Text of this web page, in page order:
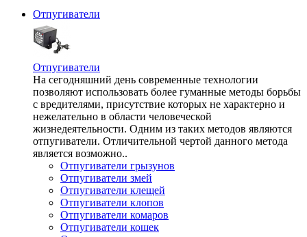
Отпугиватели
Отпугиватели
На сегодняшний день современные технологии
позволяют использовать более гуманные методы борьбы
с вредителями, присутствие которых не характерно и
нежелательно в области человеческой
жизнедеятельности. Одним из таких методов являются
отпугиватели. Отличительной чертой данного метода
является возможно..
Отпугиватели грызунов
Отпугиватели змей
Отпугиватели клещей
Отпугиватели клопов
Отпугиватели комаров
Отпугиватели кошек